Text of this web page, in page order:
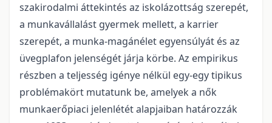
szakirodalmi áttekintés az iskolázottság szerepét,
a munkavállalást gyermek mellett, a karrier
szerepét, a munka-magánélet egyensúlyát és az
üvegplafon jelenségét járja körbe. Az empirikus
részben a teljesség igénye nélkül egy-egy tipikus
problémakört mutatunk be, amelyek a nők
munkaerőpiaci jelenlétét alapjaiban határozzák